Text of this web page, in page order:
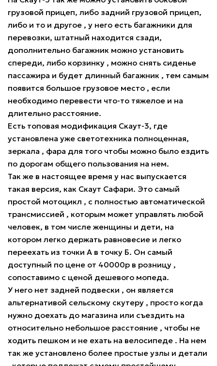
грузовой прицеп, либо задний грузовой прицеп,
либо и то и другое , у него есть багажники для
перевозки, штатный находится сзади,
дополнительно багажник можно установить
спереди, либо корзинку , можно снять сиденье
пассажира и будет длинный багажник , тем самым
появится большое грузовое место , если
необходимо перевести что-то тяжелое и на
длительно расстояние.
Есть топовая модификация Скаут-3, где
установлена уже светотехника полноценная,
зеркала , фара для того чтобы можно было ездить
по дорогам общего пользования на нем.
Так же в настоящее время у нас выпускается
такая версия, как Скаут Сафари. Это самый
простой мотоцикл , с полностью автоматической
трансмиссией , которым может управлять любой
человек, в том числе женщины и дети, на
котором легко держать равновесие и легко
переехать из точки А в точку Б. Он самый
доступный по цене от 40000р в розницу ,
сопоставимо с ценой дешевого мопеда.
У него нет задней подвески , он является
альтернативой сельскому скутеру , просто когда
нужно доехать до магазина или съездить на
относительно небольшое расстояние , чтобы не
ходить пешком и не ехать на велосипеде . На нем
так же установлено более простые узлы и детали